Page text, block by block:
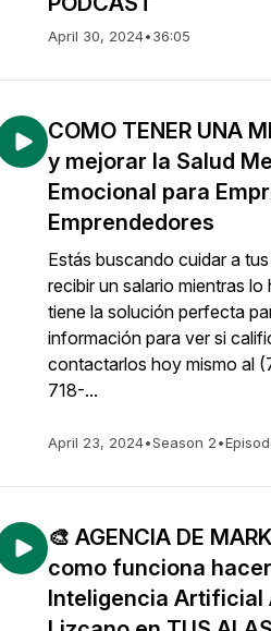
April 30, 2024•36:05
COMO TENER UNA
y mejorar la Salud
Emocional para
Emprendedores
Estás buscando cuidar a
recibir un salario mientras lo
tiene la solución perfecta
información para ver si
contactarlos hoy mismo al
718-...
April 23, 2024•Season 2•
🎨 AGENCIA DE
como funciona
Inteligencia Artificial